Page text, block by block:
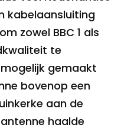
kabelaansluiting
zowel BBC 1 als
te
gemaakt
bovenop een
aan de
haalde